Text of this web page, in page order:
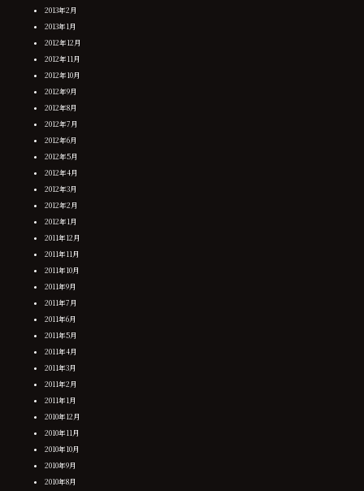
2013年2月
2013年1月
2012年12月
2012年11月
2012年10月
2012年9月
2012年8月
2012年7月
2012年6月
2012年5月
2012年4月
2012年3月
2012年2月
2012年1月
2011年12月
2011年11月
2011年10月
2011年9月
2011年7月
2011年6月
2011年5月
2011年4月
2011年3月
2011年2月
2011年1月
2010年12月
2010年11月
2010年10月
2010年9月
2010年8月